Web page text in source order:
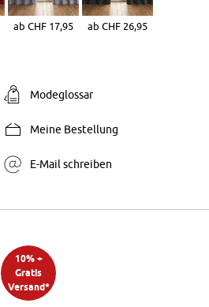
ab CHF 17,95 ab CHF 26,95
Modeglossar
Meine Bestellung
E-Mail schreiben
10% +
Gratis
Versand*